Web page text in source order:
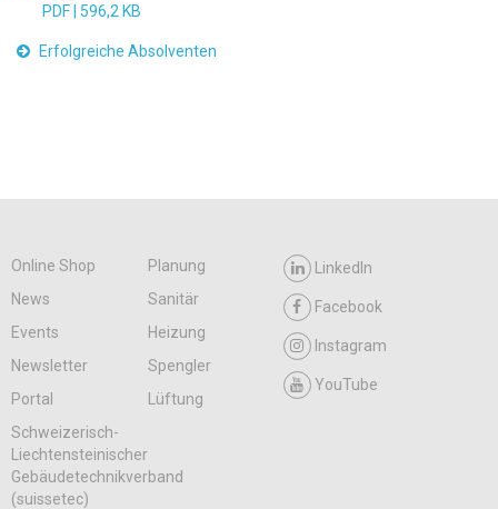
PDF | 596,2 KB
Erfolgreiche Absolventen
Online Shop
Planung
News
Sanitär
Events
Heizung
Newsletter
Spengler
Portal
Lüftung
LinkedIn
Facebook
Instagram
YouTube
Schweizerisch-
Liechtensteinischer
Gebäudetechnikverband
(suissetec)